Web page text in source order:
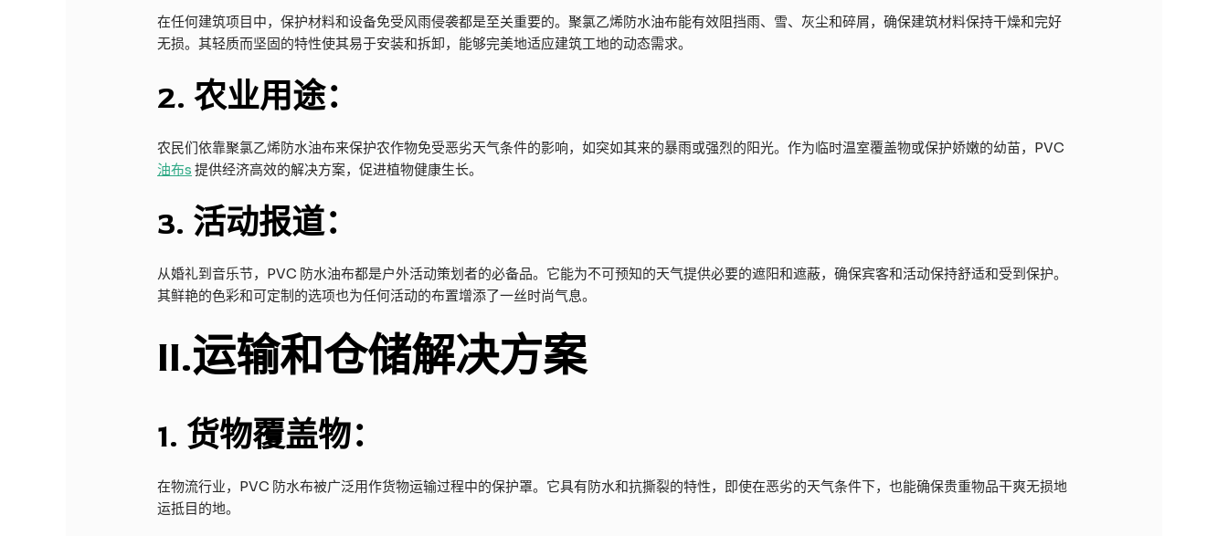
在任何建筑项目中，保护材料和设备免受风雨侵袭都是至关重要的。聚氯乙烯防水油布能有效阻挡雨、雪、灰尘和碎屑，确保建筑材料保持干燥和完好
无损。其轻质而坚固的特性使其易于安装和拆卸，能够完美地适应建筑工地的动态需求。
2.农业用途：
农民们依靠聚氯乙烯防水油布来保护农作物免受恶劣天气条件的影响，如突如其来的暴雨或强烈的阳光。作为临时温室覆盖物或保护娇嫩的幼苗，PVC
油布s 提供经济高效的解决方案，促进植物健康生长。
3. 活动报道：
从婚礼到音乐节，PVC 防水油布都是户外活动策划者的必备品。它能为不可预知的天气提供必要的遮阳和遮蔽，确保宾客和活动保持舒适和受到保护。
其鲜艳的色彩和可定制的选项也为任何活动的布置增添了一丝时尚气息。
II.运输和仓储解决方案
1. 货物覆盖物：
在物流行业，PVC 防水布被广泛用作货物运输过程中的保护罩。它具有防水和抗撕裂的特性，即使在恶劣的天气条件下，也能确保贵重物品干爽无损地
运抵目的地。